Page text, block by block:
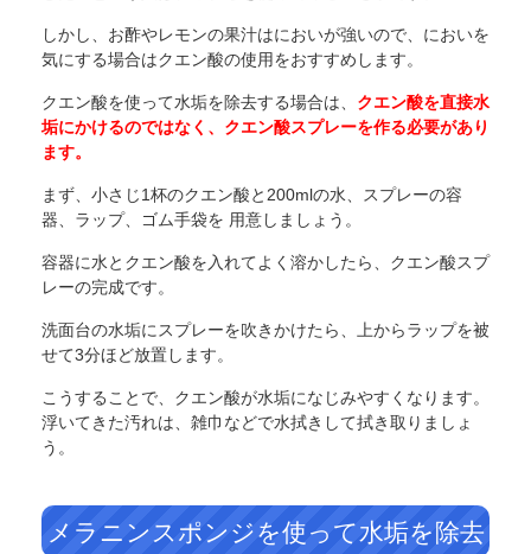
しかし、お酢やレモンの果汁はにおいが強いので、においを
気にする場合はクエン酸の使用をおすすめします。
クエン酸を使って水垢を除去する場合は、 クエン酸を直接水
垢にかけるのではなく、クエン酸スプレーを作る必要があり
ます。
まず、小さじ1杯のクエン酸と200mlの水、スプレーの容
器、ラップ、ゴム手袋を 用意しましょう。
容器に水とクエン酸を入れてよく溶かしたら、クエン酸スプ
レーの完成です。
洗面台の水垢にスプレーを吹きかけたら、上からラップを被
せて3分ほど放置します。
こうすることで、クエン酸が水垢になじみやすくなります。
浮いてきた汚れは、雑巾などで水拭きして拭き取りましょ
う。
メラニンスポンジを使って水垢を除去